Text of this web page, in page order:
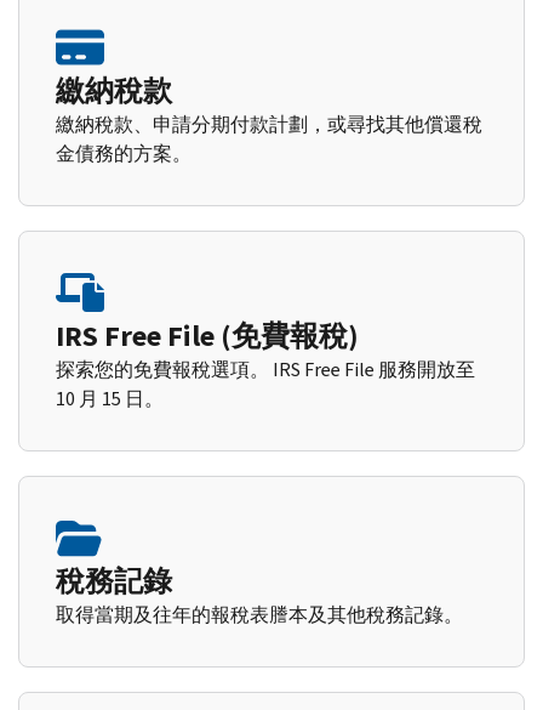
繳納稅款
繳納稅款、申請分期付款計劃，或尋找其他償還稅
金債務的方案。
IRS Free File (免費報稅)
探索您的免費報稅選項。 IRS Free File 服務開放至
10 月 15 日。
稅務記錄
取得當期及往年的報稅表謄本及其他稅務記錄。